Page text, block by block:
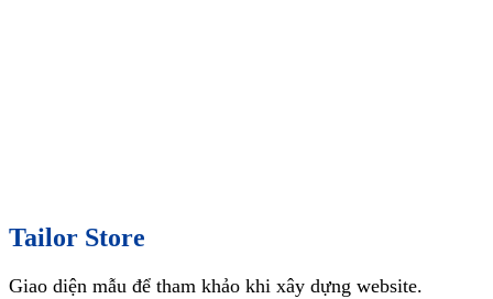
Tailor Store
Giao diện mẫu để tham khảo khi xây dựng website.